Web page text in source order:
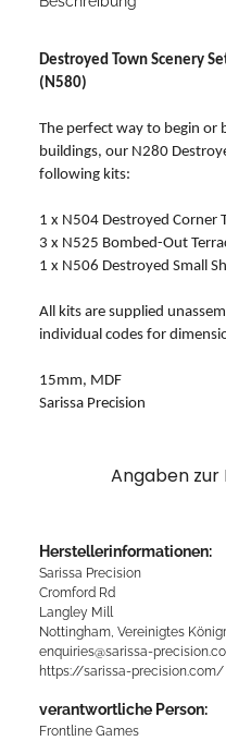
Destroyed Town Scenery
(N580)
The perfect way to begin or
buildings, our N280
following kits:
1 x N504 Destroyed Corner
3 x N525 Bombed-Out
1 x N506 Destroyed Small
All kits are supplied
individual codes for
15mm, MDF
Sarissa Precision
Angaben
Herstellerinformationen:
Sarissa Precision
Cromford Rd
Langley Mill
Nottingham, Vereinigtes
enquiries@sarissa-
https://sarissa-precision.com/
verantwortliche Person:
Frontline Games